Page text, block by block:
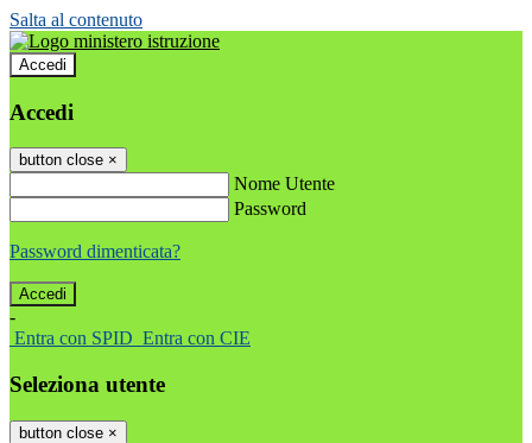
Salta al contenuto
Accedi
Accedi
button close ×
Nome Utente
Password
Password dimenticata?
-
Entra con SPID Entra con CIE
Seleziona utente
button close ×